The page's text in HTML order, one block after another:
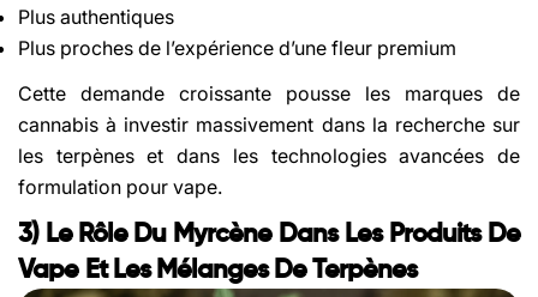
Plus authentiques
Plus proches de l’expérience d’une fleur premium
Cette demande croissante pousse les marques de
cannabis à investir massivement dans la recherche sur
les terpènes et dans les technologies avancées de
formulation pour vape.
3) Le Rôle Du Myrcène Dans Les Produits De
Vape Et Les Mélanges De Terpènes